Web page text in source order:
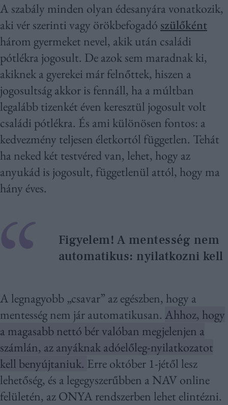
A szabály minden olyan édesanyára vonatkozik,
aki vér szerinti vagy örökbefogadó szülőként
három gyermeket nevel, akik után családi
pótlékra jogosult. De azok sem maradnak ki,
akiknek a gyerekei már felnőttek, hiszen a
jogosultság akkor is fennáll, ha a múltban
legalább tizenkét éven keresztül jogosult volt
családi pótlékra. És ami különösen fontos: a
kedvezmény teljesen életkortól független. Tehát
ha neked két testvéred van, lehet, hogy az
anyukád is jogosult, függetlenül attól, hogy ma
hány éves.
Figyelem! A mentesség nem
automatikus: nyilatkozni kell
A legnagyobb „csavar” az egészben, hogy a
mentesség nem jár automatikusan. Ahhoz, hogy
a magasabb nettó bér valóban megjelenjen a
számlán, az anyáknak adóelőleg-nyilatkozatot
kell benyújtaniuk. Erre október 1-jétől lesz
lehetőség, és a legegyszerűbben a NAV online
felületén, az ONYA rendszerben lehet elintézni.